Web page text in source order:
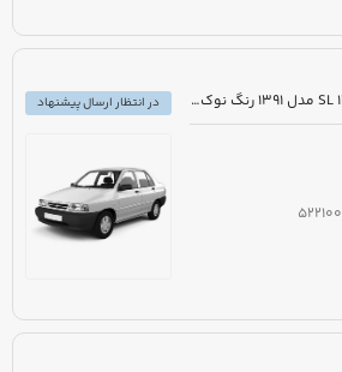
مزایده دولتی خودرو سایپا 131 SL مدل 1391 رنگ نوک مدادی متالیک
در انتظار ارسال پیشنهاد